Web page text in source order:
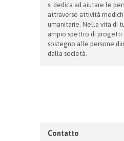
si dedica ad aiutare le
attraverso attività
umanitarie. Nella vita di
ampio spettro di progetti
sostegno alle persone
dalla società.
Contatto